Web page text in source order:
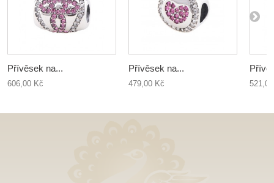
Přívěsek na...
606,00 Kč
Přívěsek na...
479,00 Kč